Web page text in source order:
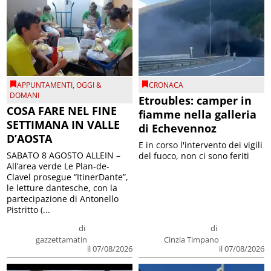
APPUNTAMENTI,OGGI &
DOMANI
COSA FARE NEL FINE
SETTIMANA IN VALLE
D’AOSTA
di
gazzettamatin
il 07/08/2026
SABATO 8 AGOSTO ALLEIN –
All’area verde Le Plan-de-
Clavel prosegue “ItinerDante”,
le letture dantesche, con la
partecipazione di Antonello
Pistritto (...
CRONACA
Etroubles: camper in
fiamme nella galleria
di Echevennoz
di
Cinzia Timpano
il 07/08/2026
E in corso l'intervento dei vigili
del fuoco, non ci sono feriti